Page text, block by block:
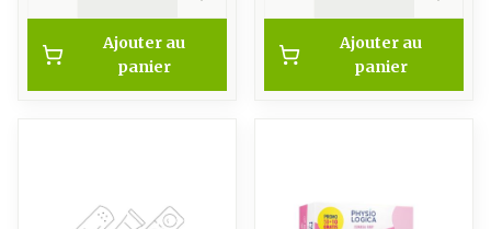
Ajouter au
panier
Ajouter au
panier